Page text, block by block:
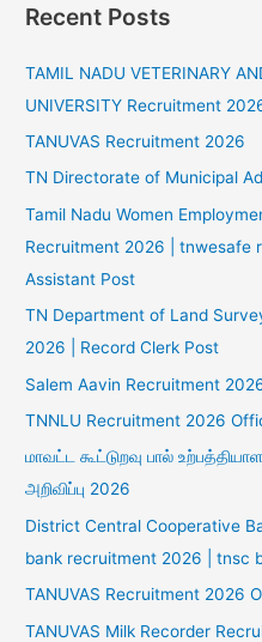
Recent Posts
TAMIL NADU VETERINARY
UNIVERSITY Recruitment
TANUVAS Recruitment 2026
TN Directorate of Municipal
Tamil Nadu Women
Recruitment 2026 | tnwesafe
Assistant Post
TN Department of Land
2026 | Record Clerk Post
Salem Aavin Recruitment
TNNLU Recruitment 2026
மாவட்ட கூட்டுறவு பால்
அறிவிப்பு 2026
District Central Cooperative
bank recruitment 2026 | tnsc
TANUVAS Recruitment 2026
TANUVAS Milk Recorder